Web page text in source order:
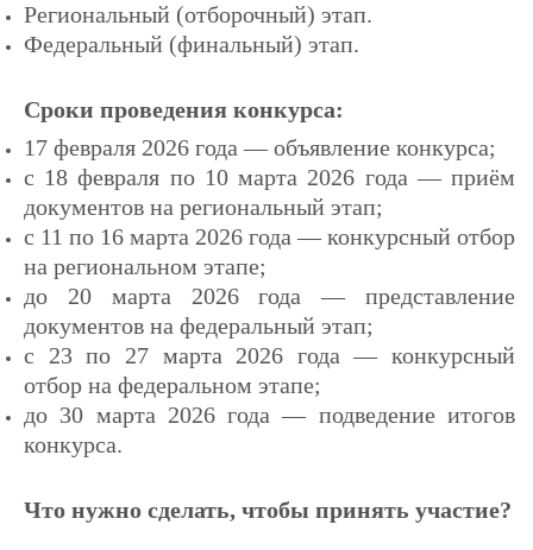
Региональный (отборочный) этап.
Федеральный (финальный) этап.
Сроки проведения конкурса:
17 февраля 2026 года — объявление конкурса;
с 18 февраля по 10 марта 2026 года — приём
документов на региональный этап;
с 11 по 16 марта 2026 года — конкурсный отбор
на региональном этапе;
до 20 марта 2026 года — представление
документов на федеральный этап;
с 23 по 27 марта 2026 года — конкурсный
отбор на федеральном этапе;
до 30 марта 2026 года — подведение итогов
конкурса.
Что нужно сделать, чтобы принять участие?